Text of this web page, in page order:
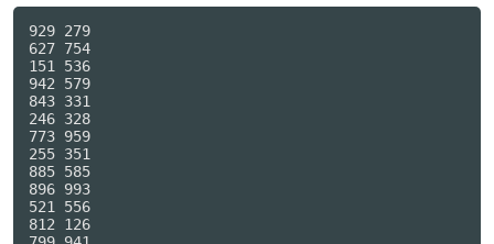
929 279
627 754
151 536
942 579
843 331
246 328
773 959
255 351
885 585
896 993
521 556
812 126